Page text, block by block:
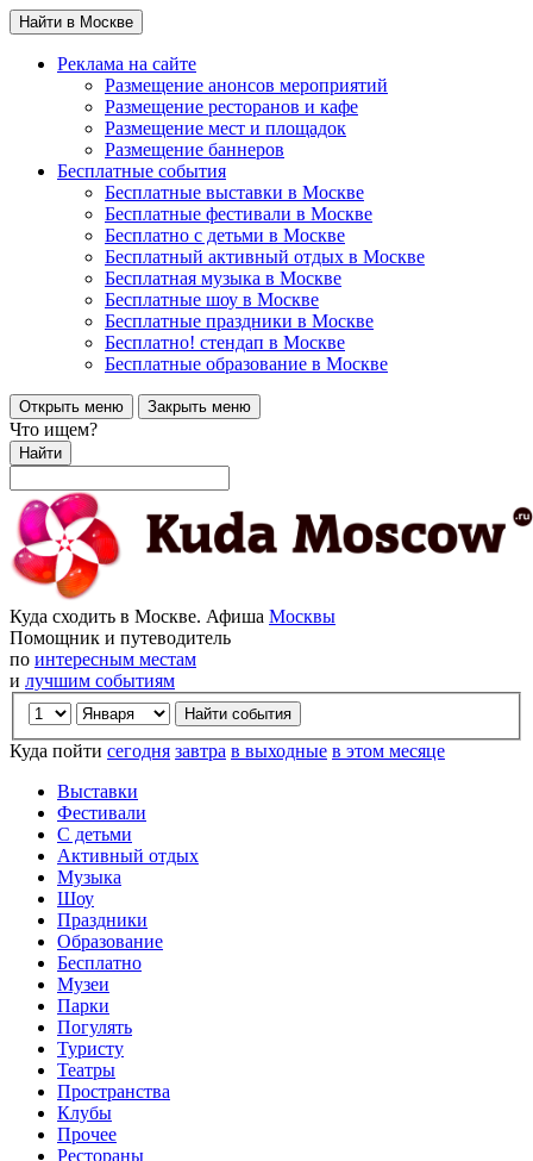
Найти в Москве
Реклама на сайте
Размещение анонсов мероприятий
Размещение ресторанов и кафе
Размещение мест и площадок
Размещение баннеров
Бесплатные события
Бесплатные выставки в Москве
Бесплатные фестивали в Москве
Бесплатно с детьми в Москве
Бесплатный активный отдых в Москве
Бесплатная музыка в Москве
Бесплатные шоу в Москве
Бесплатные праздники в Москве
Бесплатно! стендап в Москве
Бесплатные образование в Москве
Открыть меню Закрыть меню
Что ищем?
Найти
Куда сходить в Москве. Афиша Москвы
Помощник и путеводитель
по интересным местам
и лучшим событиям
Куда пойти сегодня завтра в выходные в этом месяце
Выставки
Фестивали
С детьми
Активный отдых
Музыка
Шоу
Праздники
Образование
Бесплатно
Музеи
Парки
Погулять
Туристу
Театры
Пространства
Клубы
Прочее
Рестораны